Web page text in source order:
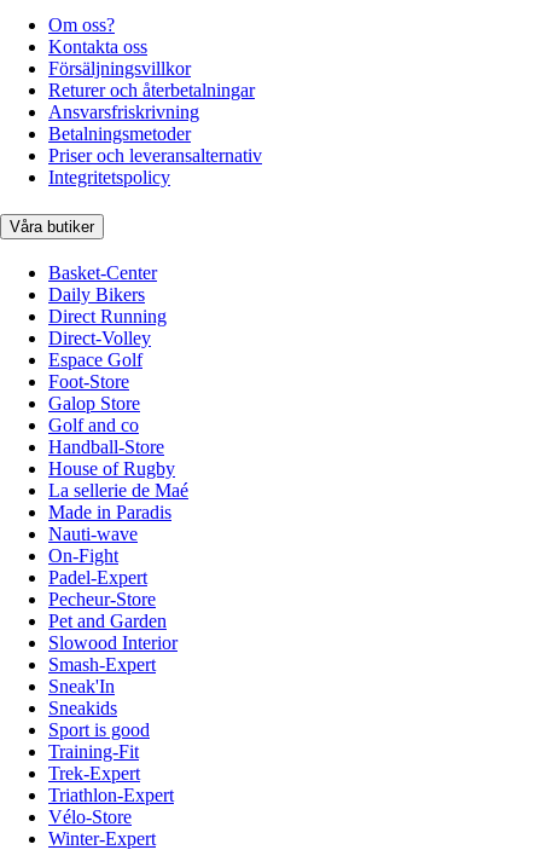
Om oss?
Kontakta oss
Försäljningsvillkor
Returer och återbetalningar
Ansvarsfriskrivning
Betalningsmetoder
Priser och leveransalternativ
Integritetspolicy
Våra butiker
Basket-Center
Daily Bikers
Direct Running
Direct-Volley
Espace Golf
Foot-Store
Galop Store
Golf and co
Handball-Store
House of Rugby
La sellerie de Maé
Made in Paradis
Nauti-wave
On-Fight
Padel-Expert
Pecheur-Store
Pet and Garden
Slowood Interior
Smash-Expert
Sneak'In
Sneakids
Sport is good
Training-Fit
Trek-Expert
Triathlon-Expert
Vélo-Store
Winter-Expert